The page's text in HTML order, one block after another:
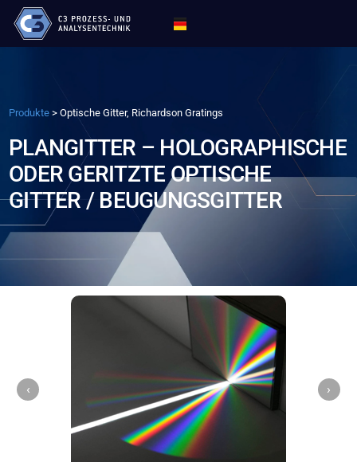
Produkte > Optische Gitter, Richardson Gratings
PLANGITTER – HOLOGRAPHISCHE
ODER GERITZTE OPTISCHE
GITTER / BEUGUNGSGITTER
‹ ›